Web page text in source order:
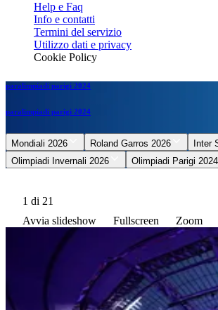
Help e Faq
Info e contatti
Termini del servizio
Utilizzo dati e privacy
Cookie Policy
paralimpiadi parigi 2024
paralimpiadi parigi 2024
Mondiali 2026 Roland Garros 2026
Inter
Olimpiadi Invernali 2026
Olimpiadi Parigi 2024
1 di 21
Avvia slideshow
Fullscreen Zoom